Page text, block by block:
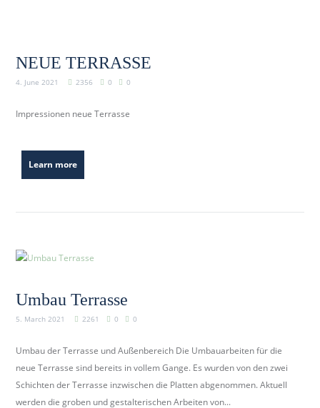
NEUE TERRASSE
4. June 2021 2356 0 0
Impressionen neue Terrasse
Learn more
Umbau Terrasse
5. March 2021 2261 0 0
Umbau der Terrasse und Außenbereich Die Umbauarbeiten für die
neue Terrasse sind bereits in vollem Gange. Es wurden von den zwei
Schichten der Terrasse inzwischen die Platten abgenommen. Aktuell
werden die groben und gestalterischen Arbeiten von...